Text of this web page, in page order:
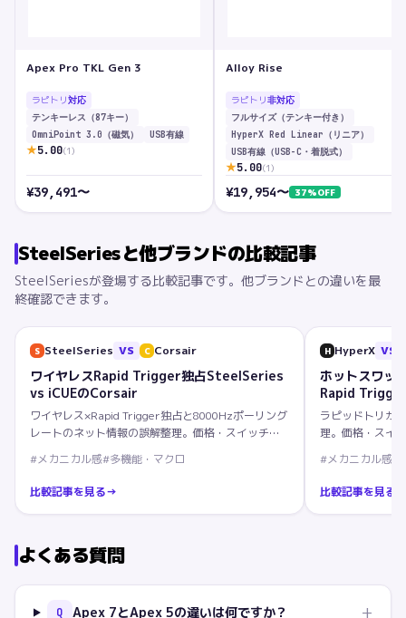
Apex Pro TKL Gen 3
ラピトリ対応
テンキーレス（87キー）
OmniPoint 3.0（磁気）
USB有線
★5.00(1)
¥39,491〜
Alloy Rise
ラピトリ非対応
フルサイズ（テンキー付き）
HyperX Red Linear（リニア）
USB有線（USB-C・着脱式）
★5.00(1)
¥19,954〜 37%OFF
SteelSeriesと他ブランドの比較記事
SteelSeriesが登場する比較記事です。他ブランドとの違いを最
終確認できます。
S SteelSeries VS C Corsair
ワイヤレスRapid Trigger独占SteelSeries
vs iCUEのCorsair
ワイヤレス×Rapid Trigger独占と8000Hzポーリング
レートのネット情報の誤解整理。価格・スイッチ・
#メカニカル感#多機能・マクロ
比較記事を見る→
H HyperX VS
ホットスワッ
Rapid
ラピッドトリガ
理。価格・スイ
#メカニカル感
比較記事を見る
よくある質問
Q Apex 7とApex 5の違いは何ですか？ +